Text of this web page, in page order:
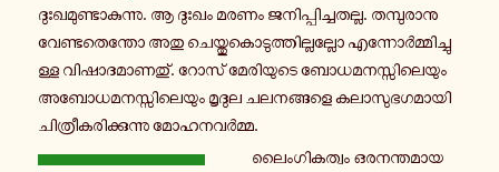
ദുഃ­ഖ­മു­ണ്ടാ­കു­ന്നു. ആ ദുഃഖം മരണം ജ­നി­പ്പി­ച്ച­ത­ല്ല. ത­മ്പു­രാ­നു
വേ­ണ്ട­തെ­ന്തോ അതു ചെ­യ്തു­കൊ­ടു­ത്തി­ല്ല­ല്ലോ എ­ന്നോർ­മ്മി­ച്ചു­
ള്ള വി­ഷാ­ദ­മാ­ണ­തു്. റോസ് മേ­രി­യു­ടെ ബോ­ധ­മ­ന­സ്സി­ലെ­യും
അ­ബോ­ധ­മ­ന­സ്സി­ലെ­യും മൃദുല ച­ല­ന­ങ്ങ­ളെ ക­ലാ­സു­ഭ­ഗ­മാ­യി
ചി­ത്രീ­ക­രി­ക്കു­ന്നു മോ­ഹ­ന­വർ­മ്മ.
ലൈം­ഗി­ക­ത്വം ഒ­ര­ന­ന്ത­മാ­യ